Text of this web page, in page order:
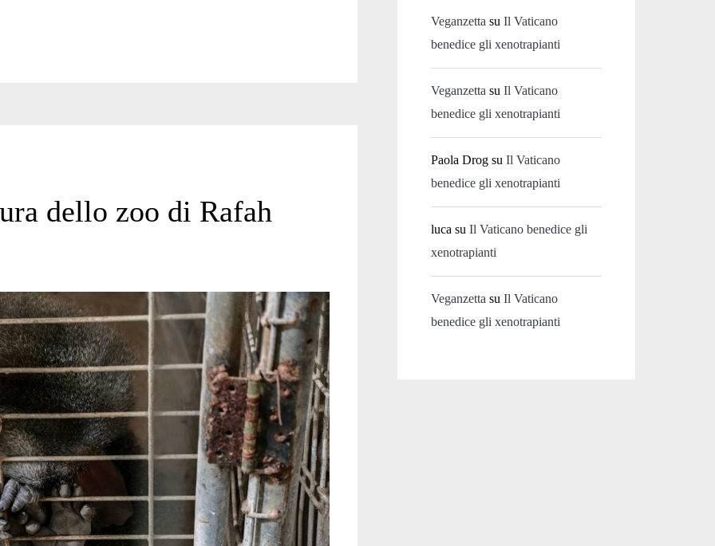
dello zoo di Rafah
Veganzetta suIl Vaticano
benedice gli xenotrapianti
Veganzetta suIl Vaticano
benedice gli xenotrapianti
Paola Drog suIl Vaticano
benedice gli xenotrapianti
luca suIl Vaticano benedice gli
xenotrapianti
Veganzetta suIl Vaticano
benedice gli xenotrapianti